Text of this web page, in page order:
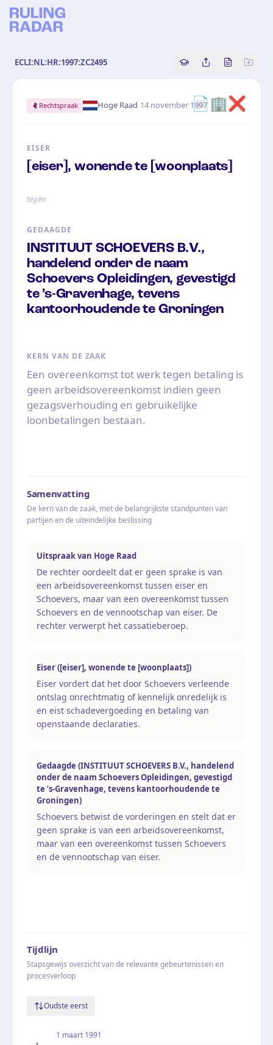
ECLI:NL:HR:1997:ZC2495 Copy source
Share this
Bekijk
📄🏢❌
Rechtspraak Hoge Raad·14 november 1997
EISER
[eiser], wonende te [woonplaats]
tegen
GEDAAGDE
INSTITUUT SCHOEVERS B.V.,
handelend onder de naam
Schoevers Opleidingen, gevestigd
te ’s-Gravenhage, tevens
kantoorhoudende te Groningen
KERN VAN DE ZAAK
Een overeenkomst tot werk tegen betaling is
geen arbeidsovereenkomst indien geen
gezagsverhouding en gebruikelijke
loonbetalingen bestaan.
Samenvatting
De kern van de zaak, met de belangrijkste standpunten van
partijen en de uiteindelijke beslissing
Uitspraak van Hoge Raad
De rechter oordeelt dat er geen sprake is van
een arbeidsovereenkomst tussen eiser en
Schoevers, maar van een overeenkomst tussen
Schoevers en de vennootschap van eiser. De
rechter verwerpt het cassatieberoep.
Eiser ([eiser], wonende te [woonplaats])
Eiser vordert dat het door Schoevers verleende
ontslag onrechtmatig of kennelijk onredelijk is
en eist schadevergoeding en betaling van
openstaande declaraties.
Gedaagde (INSTITUUT SCHOEVERS B.V., handelend
onder de naam Schoevers Opleidingen, gevestigd
te ’s-Gravenhage, tevens kantoorhoudende te
Groningen)
Schoevers betwist de vorderingen en stelt dat er
geen sprake is van een arbeidsovereenkomst,
maar van een overeenkomst tussen Schoevers
en de vennootschap van eiser.
Tijdlijn
Stapsgewijs overzicht van de relevante gebeurtenissen en
procesverloop
Oudste eerst
1 maart 1991